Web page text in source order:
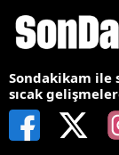
Sondakikam ile
sıcak